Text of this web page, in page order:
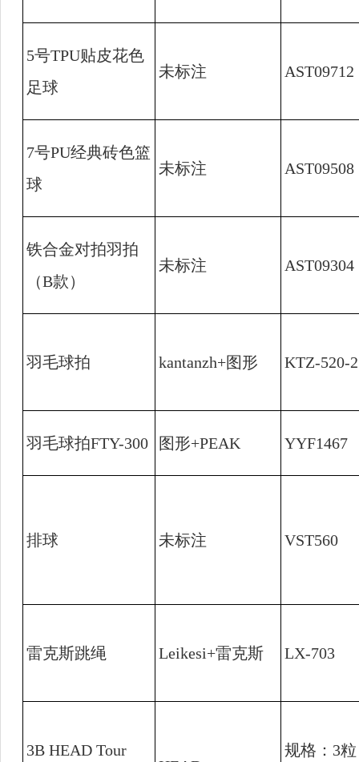
5号TPU贴皮花色
足球
未标注 AST09712
7号PU经典砖色篮
球
未标注 AST09508
铁合金对拍羽拍
（B款）
未标注 AST09304
羽毛球拍 kantanzh+图形 KTZ-520-2
羽毛球拍FTY-300 图形+PEAK YYF1467
排球 未标注 VST560
雷克斯跳绳 Leikesi+雷克斯 LX-703
3B HEAD Tour
规格： 3粒